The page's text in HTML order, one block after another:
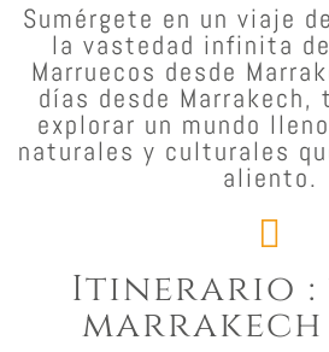
Sumérgete en un viaje
la vastedad infinita
Marruecos desde
días desde
explorar un mundo
naturales y culturales
aliento.
Itinerario :
marrakech